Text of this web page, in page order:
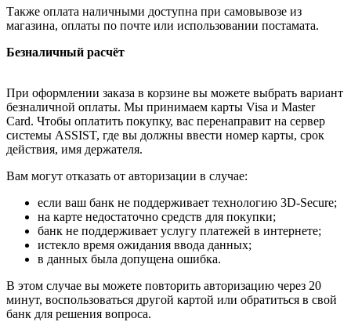
Также оплата наличными доступна при самовывозе из
магазина, оплаты по почте или использовании постамата.
Безналичный расчёт
При оформлении заказа в корзине вы можете выбрать вариант
безналичной оплаты. Мы принимаем карты Visa и Master
Card. Чтобы оплатить покупку, вас перенаправит на сервер
системы ASSIST, где вы должны ввести номер карты, срок
действия, имя держателя.
Вам могут отказать от авторизации в случае:
если ваш банк не поддерживает технологию 3D-Secure;
на карте недостаточно средств для покупки;
банк не поддерживает услугу платежей в интернете;
истекло время ожидания ввода данных;
в данных была допущена ошибка.
В этом случае вы можете повторить авторизацию через 20
минут, воспользоваться другой картой или обратиться в свой
банк для решения вопроса.